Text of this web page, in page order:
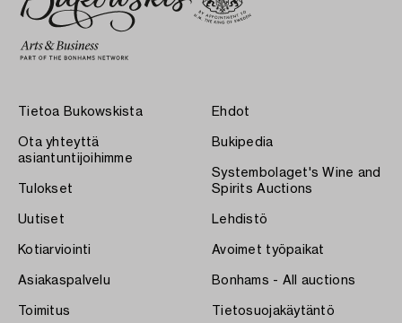
Tietoa Bukowskista
Ota yhteyttä
asiantuntijoihimme
Tulokset
Uutiset
Kotiarviointi
Asiakaspalvelu
Toimitus
Ehdot
Bukipedia
Systembolaget's Wine and
Spirits Auctions
Lehdistö
Avoimet työpaikat
Bonhams - All auctions
Tietosuojakäytäntö